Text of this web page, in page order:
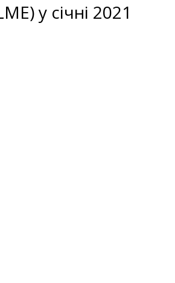
у січні 2021